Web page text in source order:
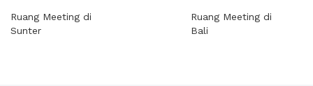
Ruang Meeting di
Sunter
Ruang Meeting di
Bali